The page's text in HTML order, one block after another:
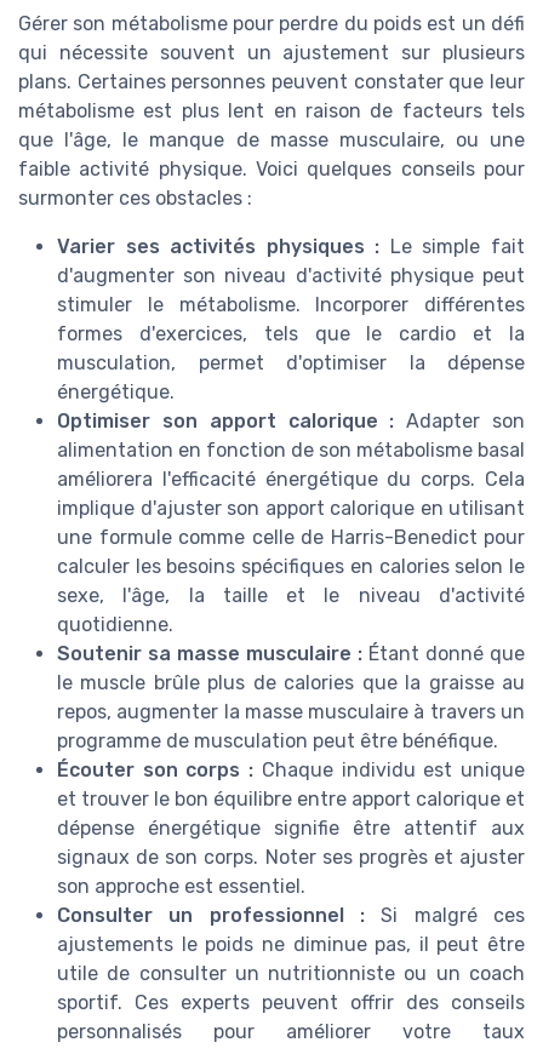
Gérer son métabolisme pour perdre du poids est un défi
qui nécessite souvent un ajustement sur plusieurs
plans. Certaines personnes peuvent constater que leur
métabolisme est plus lent en raison de facteurs tels
que l'âge, le manque de masse musculaire, ou une
faible activité physique. Voici quelques conseils pour
surmonter ces obstacles :
Varier ses activités physiques : Le simple fait
d'augmenter son niveau d'activité physique peut
stimuler le métabolisme. Incorporer différentes
formes d'exercices, tels que le cardio et la
musculation, permet d'optimiser la dépense
énergétique.
Optimiser son apport calorique : Adapter son
alimentation en fonction de son métabolisme basal
améliorera l'efficacité énergétique du corps. Cela
implique d'ajuster son apport calorique en utilisant
une formule comme celle de Harris-Benedict pour
calculer les besoins spécifiques en calories selon le
sexe, l'âge, la taille et le niveau d'activité
quotidienne.
Soutenir sa masse musculaire : Étant donné que
le muscle brûle plus de calories que la graisse au
repos, augmenter la masse musculaire à travers un
programme de musculation peut être bénéfique.
Écouter son corps : Chaque individu est unique
et trouver le bon équilibre entre apport calorique et
dépense énergétique signifie être attentif aux
signaux de son corps. Noter ses progrès et ajuster
son approche est essentiel.
Consulter un professionnel : Si malgré ces
ajustements le poids ne diminue pas, il peut être
utile de consulter un nutritionniste ou un coach
sportif. Ces experts peuvent offrir des conseils
personnalisés pour améliorer votre taux